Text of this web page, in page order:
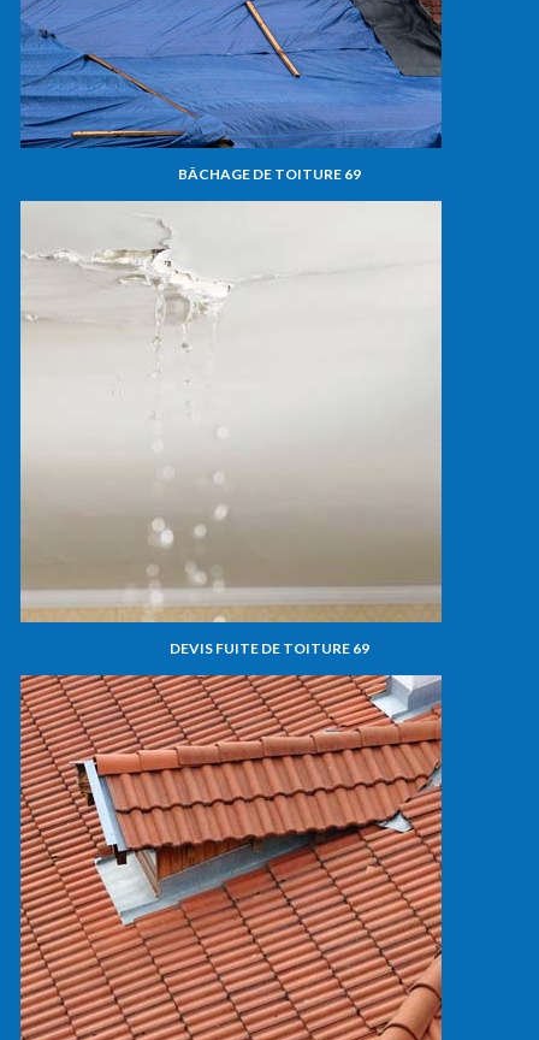
BÂCHAGE DE TOITURE 69
DEVIS FUITE DE TOITURE 69